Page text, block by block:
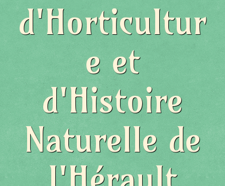
d'Horticultur
e et
d'Histoire
Naturelle de